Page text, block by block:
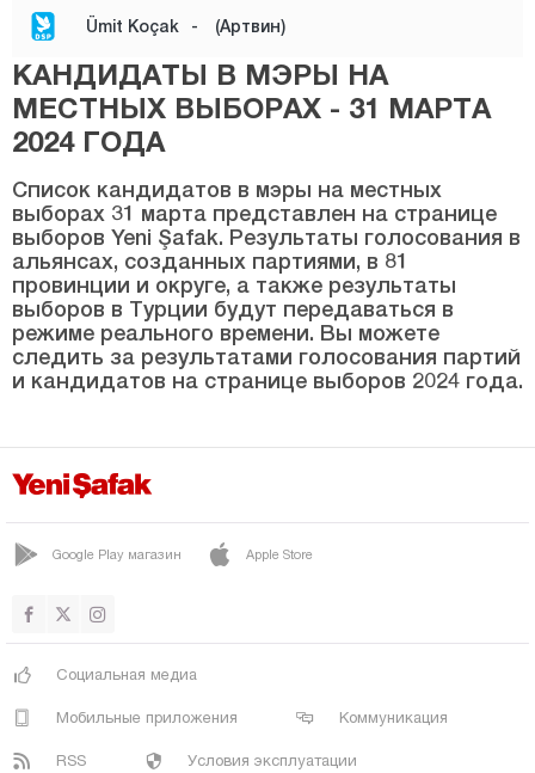
Бартын
Батман
Байбурт
Бингёль
Битлис
Болу
Бурдур
Бурса
Денизли
Эдирне
Элязыг
Эрзинджан
Ümit Koçak - (Артвин)
КАНДИДАТЫ В МЭРЫ НА
МЕСТНЫХ ВЫБОРАХ - 31 МАРТА
2024 ГОДА
Список кандидатов в мэры на местных
выборах 31 марта представлен на странице
выборов Yeni Şafak. Результаты голосования в
альянсах, созданных партиями, в 81
провинции и округе, а также результаты
выборов в Турции будут передаваться в
режиме реального времени. Вы можете
следить за результатами голосования партий
и кандидатов на странице выборов 2024 года.
Google Play магазин Apple Store
Социальная медиа
Мобильные приложения Коммуникация
RSS Условия эксплуатации